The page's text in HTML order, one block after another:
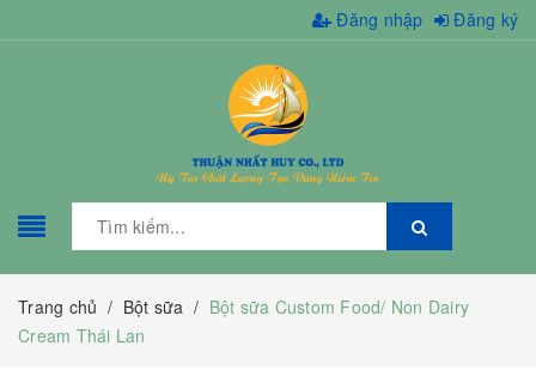
Đăng nhập Đăng ký
Trang chủ / Bột sữa / Bột sữa Custom Food/ Non Dairy
Cream Thái Lan